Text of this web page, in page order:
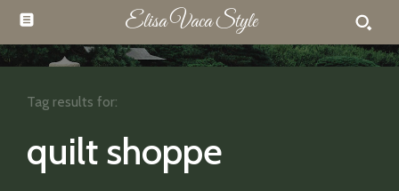
Elisa Vaca Style
quilt shoppe
Tag results for: